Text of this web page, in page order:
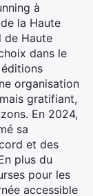
à
la Haute
de Haute
dans le
organisation
gratifiant,
En 2024,
sa
et des
plus du
pour les
accessible